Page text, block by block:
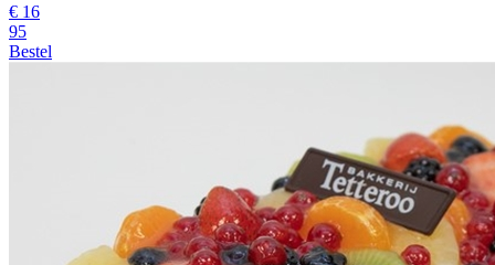
€ 16
95
Bestel